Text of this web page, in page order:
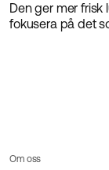
Den ger mer frisk
fokusera på det
Om oss